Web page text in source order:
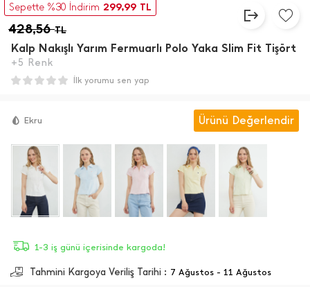
Sepette %30 İndirim 299,99 TL
428,56TL
Kalp Nakışlı Yarım Fermuarlı Polo Yaka Slim Fit Tişört
+5 Renk
İlk yorumu sen yap
Ekru Ürünü Değerlendir
1-3 iş günü içerisinde kargoda!
Tahmini Kargoya Veriliş Tarihi : 7 Ağustos - 11 Ağustos